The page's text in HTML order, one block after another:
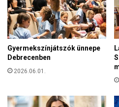
átadásán
Gyermekszínjátszók ünnepe
Debrecenben
2026.06.01.